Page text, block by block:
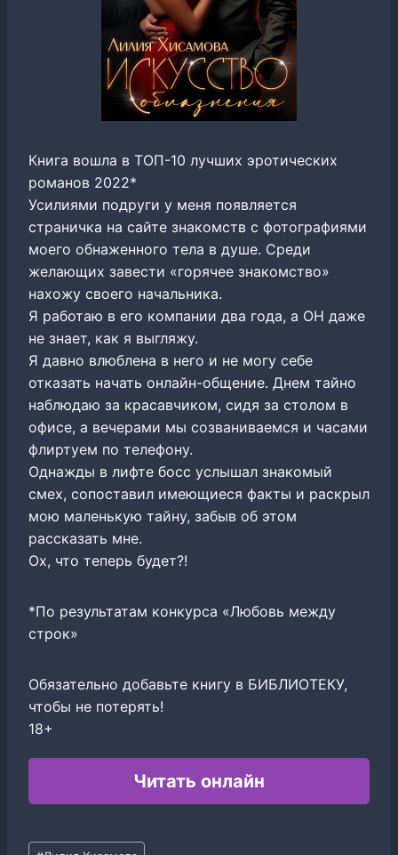
Книга вошла в ТОП-10 лучших эротических
романов 2022*
Усилиями подруги у меня появляется
страничка на сайте знакомств с фотографиями
моего обнаженного тела в душе. Среди
желающих завести «горячее знакомство»
нахожу своего начальника.
Я работаю в его компании два года, а ОН даже
не знает, как я выгляжу.
Я давно влюблена в него и не могу себе
отказать начать онлайн-общение. Днем тайно
наблюдаю за красавчиком, сидя за столом в
офисе, а вечерами мы созваниваемся и часами
флиртуем по телефону.
Однажды в лифте босс услышал знакомый
смех, сопоставил имеющиеся факты и раскрыл
мою маленькую тайну, забыв об этом
рассказать мне.
Ох, что теперь будет?!
*По результатам конкурса «Любовь между
строк»
Обязательно добавьте книгу в БИБЛИОТЕКУ,
чтобы не потерять!
18+
Читать онлайн
Метки